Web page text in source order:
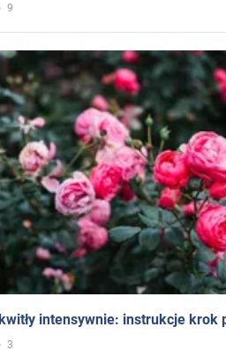
9
intensywnie: instrukcje krok
3